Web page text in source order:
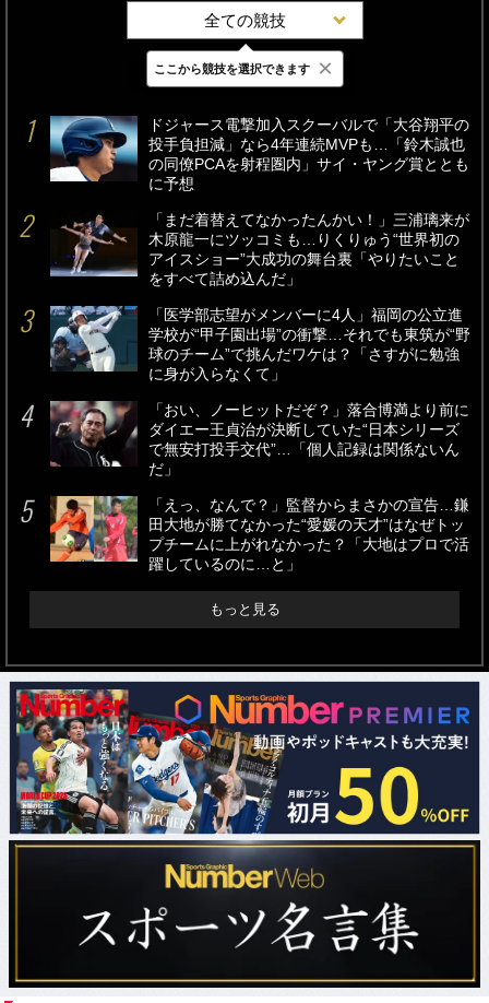
全ての競技
最新 24時間 週間
ドジャース電撃加入スクーバルで「大谷翔平の
投手負担減」なら4年連続MVPも…「鈴木誠也
の同僚PCAを射程圏内」サイ・ヤング賞ととも
に予想
「まだ着替えてなかったんかい！」三浦璃来が
木原龍一にツッコミも…りくりゅう“世界初の
アイスショー”大成功の舞台裏「やりたいこと
をすべて詰め込んだ」
「医学部志望がメンバーに4人」福岡の公立進
学校が“甲子園出場”の衝撃…それでも東筑が“野
球のチーム”で挑んだワケは？「さすがに勉強
に身が入らなくて」
「おい、ノーヒットだぞ？」落合博満より前に
ダイエー王貞治が決断していた“日本シリーズ
で無安打投手交代”…「個人記録は関係ないん
だ」
「えっ、なんで？」監督からまさかの宣告…鎌
田大地が勝てなかった“愛媛の天才”はなぜトッ
プチームに上がれなかった？「大地はプロで活
躍しているのに…と」
もっと見る
ここから競技を選択できます ×